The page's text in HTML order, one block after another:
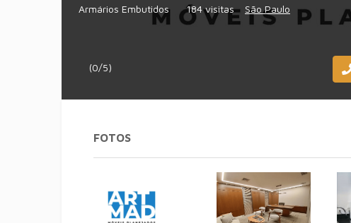
Armários Embutidos 184 visitas São Paulo
(0/5)
FOTOS